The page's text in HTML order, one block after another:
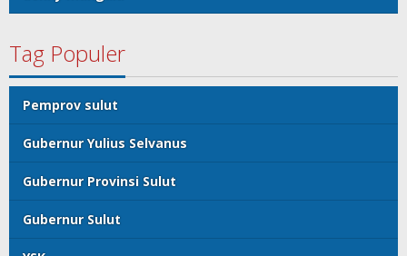
Tag Populer
Pemprov sulut
Gubernur Yulius Selvanus
Gubernur Provinsi Sulut
Gubernur Sulut